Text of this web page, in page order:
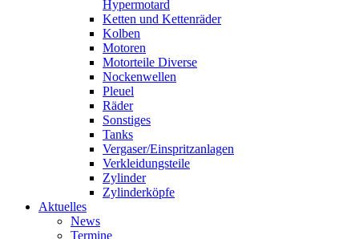
Hypermotard
Ketten und Kettenräder
Kolben
Motoren
Motorteile Diverse
Nockenwellen
Pleuel
Räder
Sonstiges
Tanks
Vergaser/Einspritzanlagen
Verkleidungsteile
Zylinder
Zylinderköpfe
Aktuelles
News
Termine